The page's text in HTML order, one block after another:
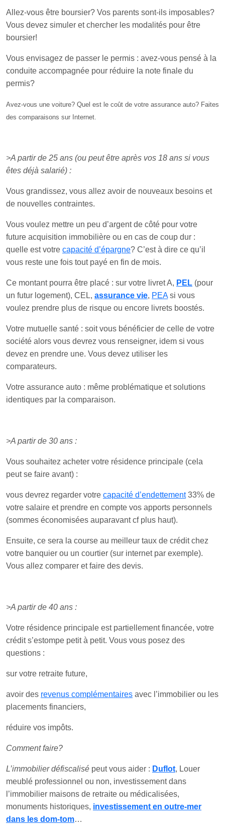
Allez-vous être boursier? Vos parents sont-ils imposables?
Vous devez simuler et chercher les modalités pour être
boursier!
Vous envisagez de passer le permis : avez-vous pensé à la
conduite accompagnée pour réduire la note finale du
permis?
Avez-vous une voiture? Quel est le coût de votre assurance auto? Faites
des comparaisons sur Internet.
>A partir de 25 ans (ou peut être après vos 18 ans si vous
êtes déjà salarié) :
Vous grandissez, vous allez avoir de nouveaux besoins et
de nouvelles contraintes.
Vous voulez mettre un peu d’argent de côté pour votre
future acquisition immobilière ou en cas de coup dur :
quelle est votre capacité d’épargne? C’est à dire ce qu’il
vous reste une fois tout payé en fin de mois.
Ce montant pourra être placé : sur votre livret A, PEL (pour
un futur logement), CEL, assurance vie, PEAsi vous
voulez prendre plus de risque ou encore livrets boostés.
Votre mutuelle santé : soit vous bénéficier de celle de votre
société alors vous devrez vous renseigner, idem si vous
devez en prendre une. Vous devez utiliser les
comparateurs.
Votre assurance auto : même problématique et solutions
identiques par la comparaison.
>A partir de 30 ans :
Vous souhaitez acheter votre résidence principale (cela
peut se faire avant) :
vous devrez regarder votre capacité d’endettement33% de
votre salaire et prendre en compte vos apports personnels
(sommes économisées auparavant cf plus haut).
Ensuite, ce sera la course au meilleur taux de crédit chez
votre banquier ou un courtier (sur internet par exemple).
Vous allez comparer et faire des devis.
>A partir de 40 ans :
Votre résidence principale est partiellement financée, votre
crédit s’estompe petit à petit. Vous vous posez des
questions :
sur votre retraite future,
avoir des revenus complémentaires avec l’immobilier ou les
placements financiers,
réduire vos impôts.
Comment faire?
L’immobilier défiscalisé peut vous aider : Duflot, Louer
meublé professionnel ou non, investissement dans
l’immobilier maisons de retraite ou médicalisées,
monuments historiques, investissement en outre-mer
dans les dom-tom…